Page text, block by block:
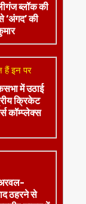
ब्लॉक की
‘अंगद’ की
हैं इन पर
में उठाई
क्रिकेट
कॉम्प्लेक्स
ठहरने से